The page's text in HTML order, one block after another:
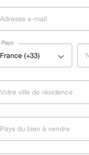
Pays
France (+33)
Pays du bien à vendre